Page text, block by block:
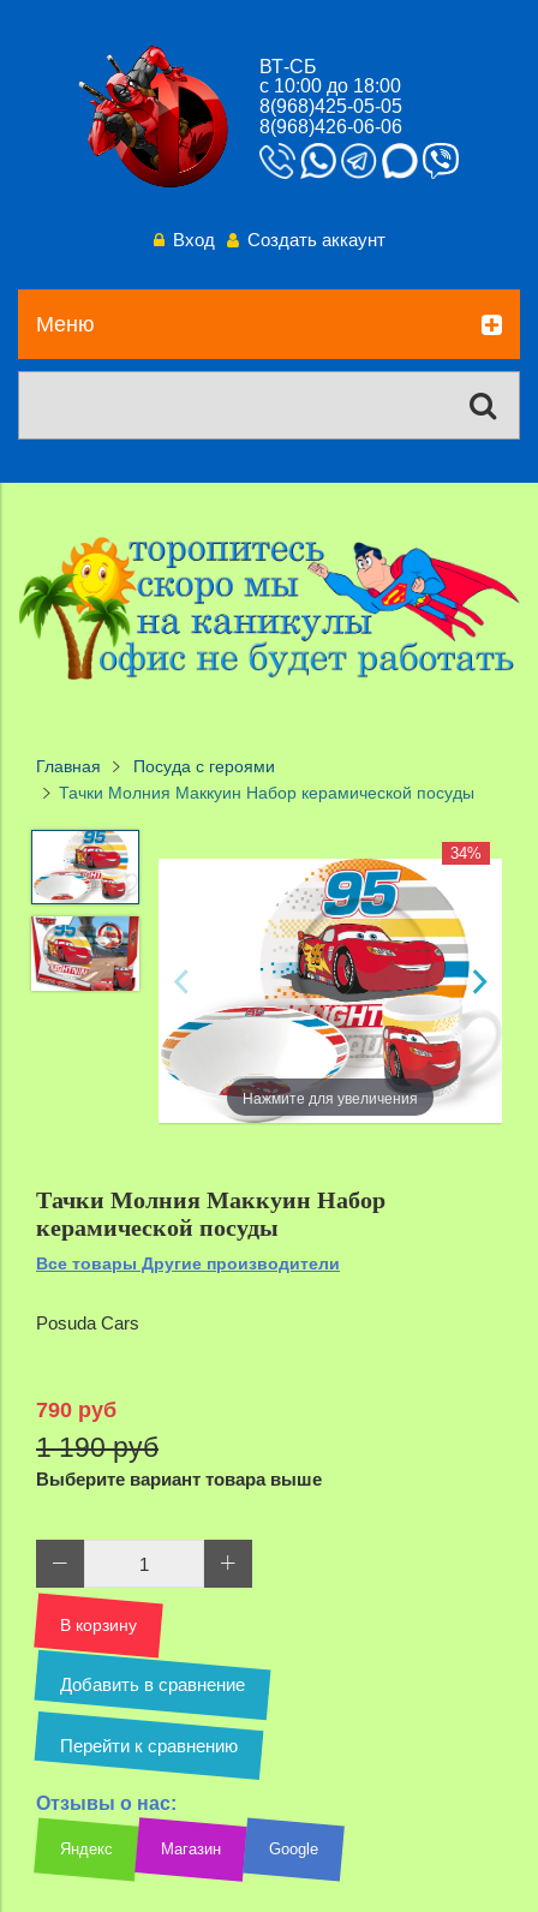
ВТ-СБ
с 10:00 до 18:00
8(968)425-05-05
8(968)426-06-06
Вход Создать аккаунт
Меню
Главная
Посуда с героями
Тачки Молния Маккуин Набор керамической посуды
34%
Нажмите для увеличения
Тачки Молния Маккуин Набор
керамической посуды
Все товары Другие производители
Posuda Cars
790 руб
1 190 руб
Выберите вариант товара выше
В корзину
Добавить в сравнение
Перейти к сравнению
Отзывы о нас:
Яндекс Магазин Google